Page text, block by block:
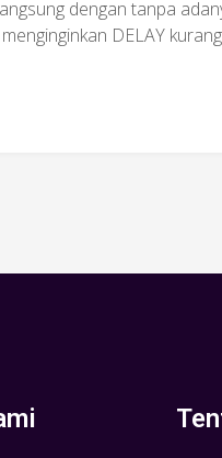
dengan tanpa
menginginkan DELAY kurang